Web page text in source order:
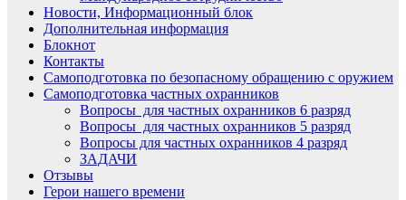
Новости, Информационный блок
Дополнительная информация
Блокнот
Контакты
Самоподготовка по безопасному обращению с оружием
Самоподготовка частных охранников
Вопросы для частных охранников 6 разряд
Вопросы для частных охранников 5 разряд
Вопросы для частных охранников 4 разряд
ЗАДАЧИ
Отзывы
Герои нашего времени